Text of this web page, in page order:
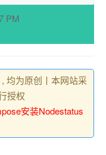
PM
均为原创丨本网站采
授权
安装Nodestatus